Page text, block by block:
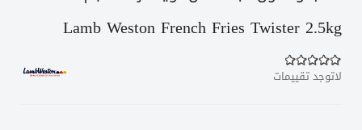
Lamb Weston French Fries Twister 2.5kg
لاتوجد تقييمات